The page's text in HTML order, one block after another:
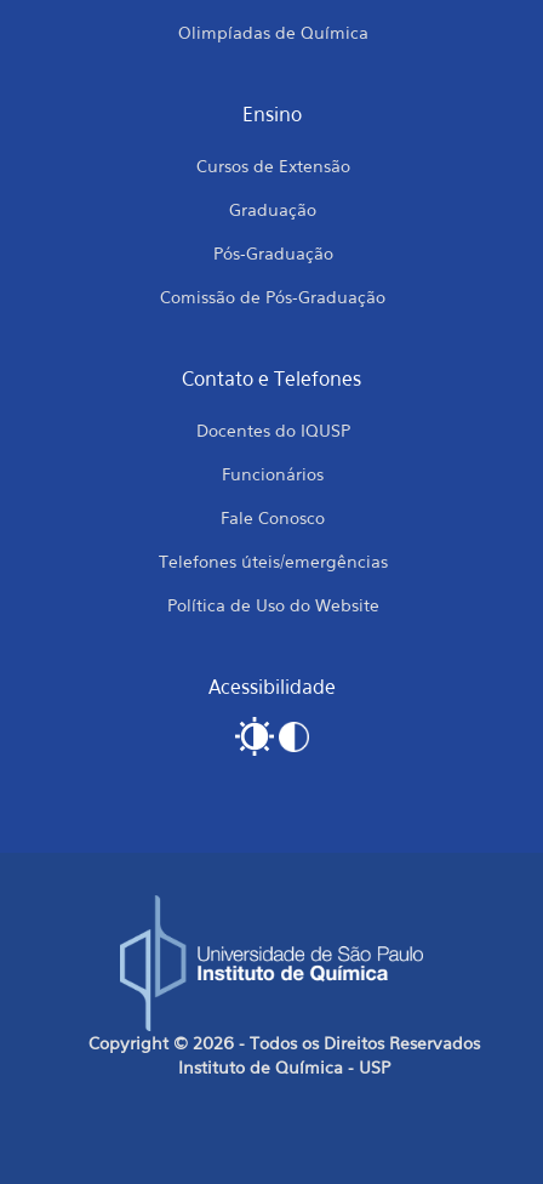
Olimpíadas de Química
Ensino
Cursos de Extensão
Graduação
Pós-Graduação
Comissão de Pós-Graduação
Contato e Telefones
Docentes do IQUSP
Funcionários
Fale Conosco
Telefones úteis/emergências
Política de Uso do Website
Acessibilidade
Copyright © 2026 - Todos os Direitos Reservados
Instituto de Química - USP